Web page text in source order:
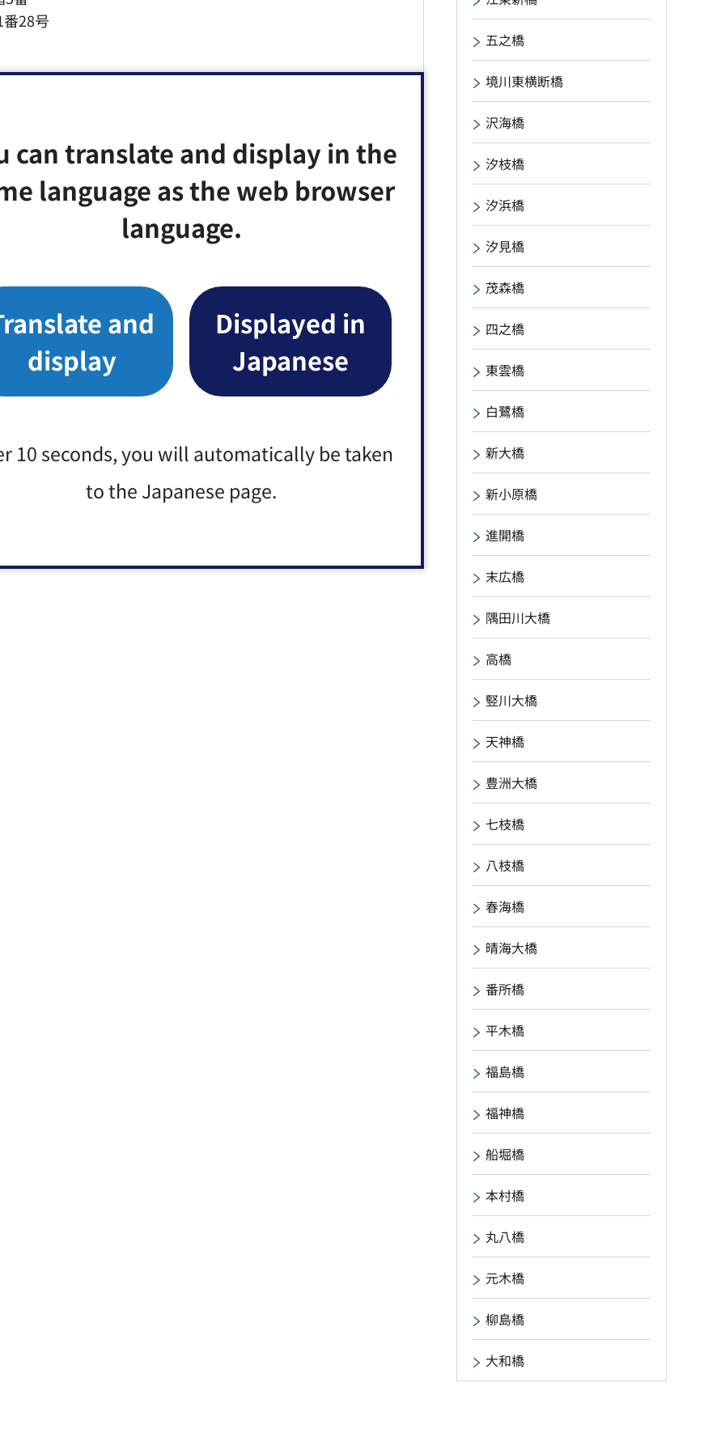
can translate and display in the
language as the web browser
language.
and
display
Displayed in
Japanese
10 seconds, you will automatically be taken
to the Japanese page.
28号
なさまのご意見をお聞かせください
なかった
つけにくかった
五之橋
境川東横断橋
沢海橋
汐枝橋
汐浜橋
汐見橋
茂森橋
四之橋
東雲橋
白鷺橋
新大橋
新小原橋
進開橋
末広橋
隅田川大橋
高橋
竪川大橋
天神橋
豊洲大橋
七枝橋
八枝橋
春海橋
晴海大橋
番所橋
平木橋
福島橋
福神橋
船堀橋
本村橋
丸八橋
元木橋
柳島橋
大和橋